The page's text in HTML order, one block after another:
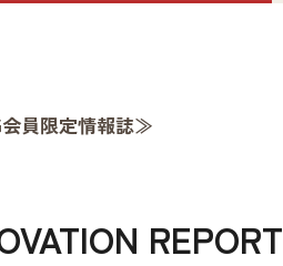
員限定情報誌≫
REPORT